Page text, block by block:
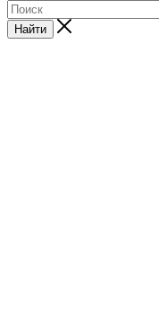
Найти